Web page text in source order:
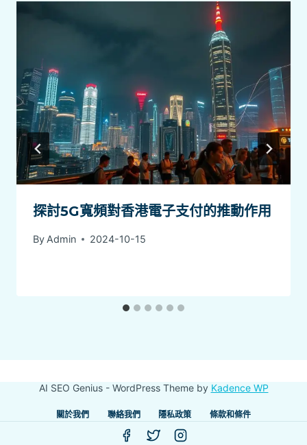
探討5G寬頻對香港電子支付的推動作用
By Admin 2024-10-15
AI SEO Genius - WordPress Theme by Kadence WP
關於我們 聯絡我們 隱私政策 條款和條件